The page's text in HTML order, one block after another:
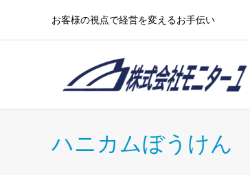
お客様の視点で経営を変えるお手伝い
ハニカムぼうけん